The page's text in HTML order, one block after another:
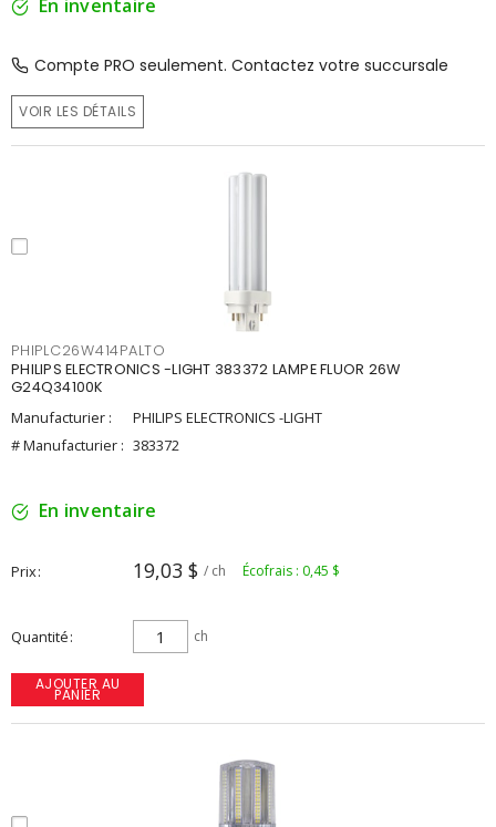
En inventaire
Compte PRO seulement. Contactez votre succursale
VOIR LES DÉTAILS
PHIPLC26W414PALTO
PHILIPS ELECTRONICS -LIGHT 383372 LAMPE FLUOR 26W
G24Q34100K
Manufacturier :
PHILIPS ELECTRONICS -LIGHT
# Manufacturier : 383372
En inventaire
Prix 19,03 $ / ch Écofrais : 0,45 $
Quantité ch
AJOUTER AU
PANIER